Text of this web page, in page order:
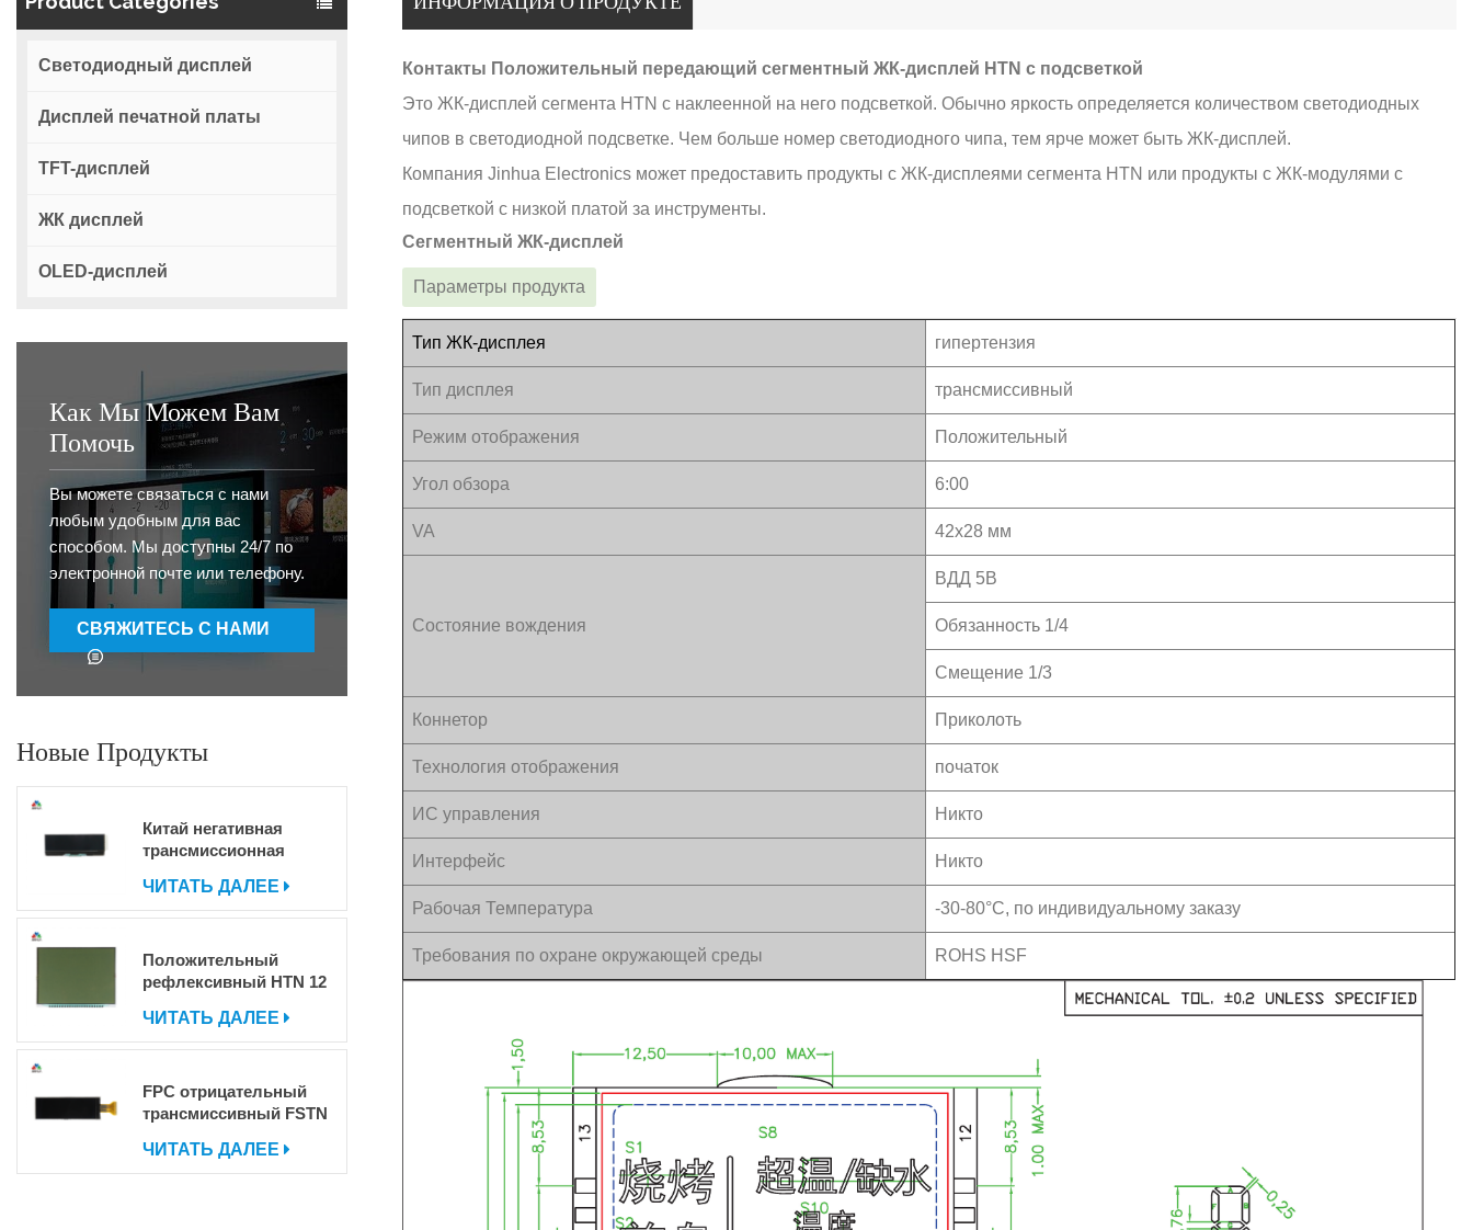
Светодиодный дисплей
Дисплей печатной платы
TFT-дисплей
ЖК дисплей
OLED-дисплей
Как Мы Можем Вам
Помочь
Вы можете связаться с нами
любым удобным для вас
способом. Мы доступны 24/7 по
электронной почте или телефону.
СВЯЖИТЕСЬ С НАМИ
Новые Продукты
Китай негативная
трансмиссионная
ЖК -дисплей для
продажи
ЧИТАТЬ ДАЛЕЕ
Положительный
рефлексивный HTN 12
-дисплей
ЧИТАТЬ ДАЛЕЕ
FPC отрицательный
трансмиссивный FSTN
-экран с IC
ЧИТАТЬ ДАЛЕЕ
Контакты Положительный передающий сегментный ЖК-дисплей HTN с подсветкой
Это ЖК-дисплей сегмента HTN с наклеенной на него подсветкой. Обычно яркость определяется количеством светодиодных
чипов в светодиодной подсветке. Чем больше номер светодиодного чипа, тем ярче может быть ЖК-дисплей.
Компания Jinhua Electronics может предоставить продукты с ЖК-дисплеями сегмента HTN или продукты с ЖК-модулями с
подсветкой с низкой платой за инструменты.
Сегментный ЖК-дисплей
Параметры продукта
Тип ЖК-дисплея гипертензия
Тип дисплея трансмиссивный
Режим отображения Положительный
Угол обзора 6:00
VA 42x28 мм
Состояние вождения
ВДД 5В
Обязанность 1/4
Смещение 1/3
Коннетор Приколоть
Технология отображения початок
ИС управления Никто
Интерфейс Никто
Рабочая Температура -30-80°C, по индивидуальному заказу
Требования по охране окружающей среды ROHS HSF